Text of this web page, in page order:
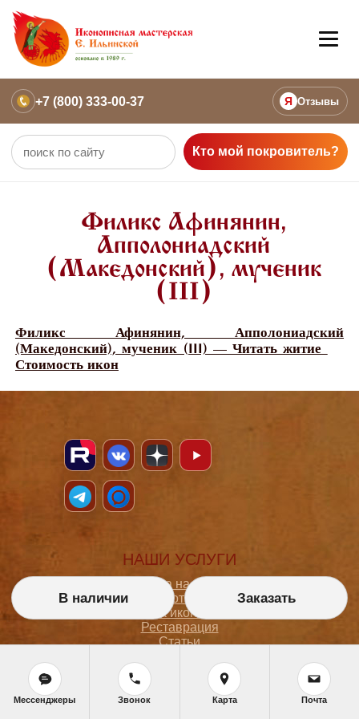
+7 (800) 333-00-37 Я Отзывы
Кто мой покровитель?
Филикс Афинянин,
Апполониадский
(Македонский), мученик
(III)
Филикс Афинянин, Апполониадский
(Македонский), мученик (III) — Читать житие
Стоимость икон
НАШИ УСЛУГИ
Икона на заказ
Магазин готовых икон
Школа иконописи
Реставрация
Статьи
ПОКУПАТЕЛЮ
В наличии Заказать
Мессенджеры Звонок Карта Почта